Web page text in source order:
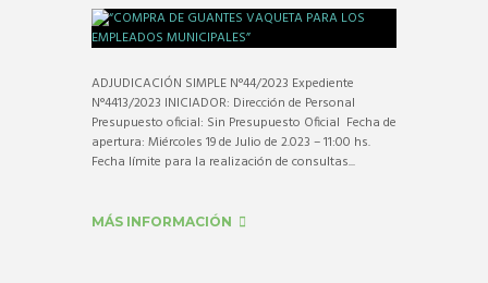
ADJUDICACIÓN SIMPLE N°44/2023 Expediente
N°4413/2023 INICIADOR: Dirección de Personal
Presupuesto oficial: Sin Presupuesto Oficial Fecha de
apertura: Miércoles 19 de Julio de 2.023 – 11:00 hs.
Fecha límite para la realización de consultas...
MÁS INFORMACIÓN